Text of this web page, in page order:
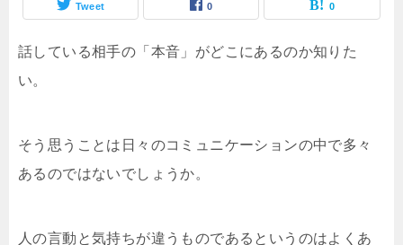
Tweet 0 0
話している相手の「本音」がどこにあるのか知りた
い。
そう思うことは日々のコミュニケーションの中で多々
あるのではないでしょうか。
人の言動と気持ちが違うものであるというのはよくあ